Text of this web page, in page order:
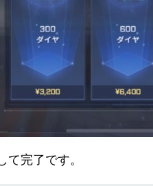
て完了です。